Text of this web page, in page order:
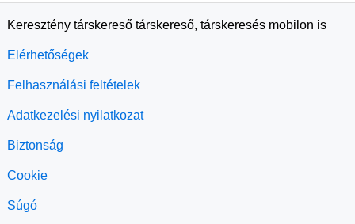
Keresztény társkereső társkereső, társkeresés mobilon is
Elérhetőségek
Felhasználási feltételek
Adatkezelési nyilatkozat
Biztonság
Cookie
Súgó